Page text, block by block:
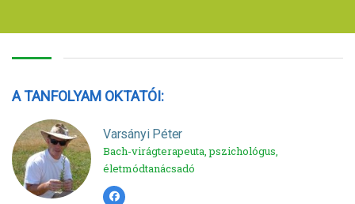
A TANFOLYAM OKTATÓI:
Varsányi Péter
Bach-virágterapeuta, pszichológus,
életmódtanácsadó